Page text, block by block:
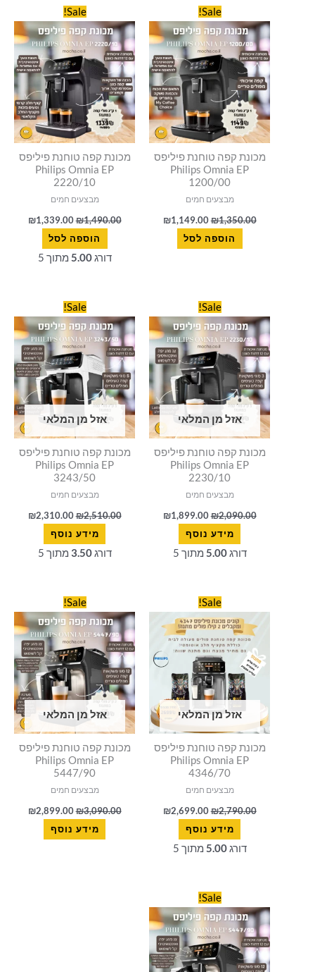
Sale!
מכונת קפה טוחנת פיליפס
Philips Omnia EP
1200/00
מבצעים חמים
₪1,350.00
המחיר
המקורי
היה:
₪1,350.00.
₪1,149.00
הנוכחי
הוא:
₪1,149.00.
הוספה לסל
Sale!
מכונת קפה טוחנת פיליפס
Philips Omnia EP
2220/10
מבצעים חמים
₪1,490.00
המחיר
המקורי
היה:
₪1,490.00.
₪1,339.00
הנוכחי
הוא:
הוספה לסל
דורג5.00 מתוך 5
Sale!
אזל מן המלאי
מכונת קפה טוחנת פיליפס
Philips Omnia EP
2230/10
מבצעים חמים
₪2,090.00
המחיר
המקורי
היה:
₪2,090.00.
₪1,899.00
הנוכחי
הוא:
₪1,899.00.
מידע נוסף
דורג5.00 מתוך 5
Sale!
אזל מן המלאי
מכונת קפה טוחנת פיליפס
Philips Omnia EP
3243/50
מבצעים חמים
₪2,510.00
המחיר
המקורי
היה:
₪2,510.00.
₪2,310.00
הנוכחי
הוא:
מידע נוסף
דורג3.50 מתוך 5
Sale!
אזל מן המלאי
מכונת קפה טוחנת פיליפס
Philips Omnia EP
4346/70
מבצעים חמים
₪2,790.00
המחיר
המקורי
היה:
₪2,790.00.
₪2,699.00
הנוכחי
₪2,699.00.
מידע נוסף
דורג5.00 מתוך 5
Sale!
אזל מן המלאי
מכונת קפה טוחנת פיליפס
Philips Omnia EP
5447/90
מבצעים חמים
₪3,090.00
המחיר
המקורי
היה:
₪3,090.00.
₪2,899.00
הנוכחי
הוא:
מידע נוסף
Sale!המחיר
המקורי
היה:
₪3,090.00.
הנוכחי
הוא:
₪2,899.00.
סמן קישורים
לאפס
את
כל
האפשרויות
cached